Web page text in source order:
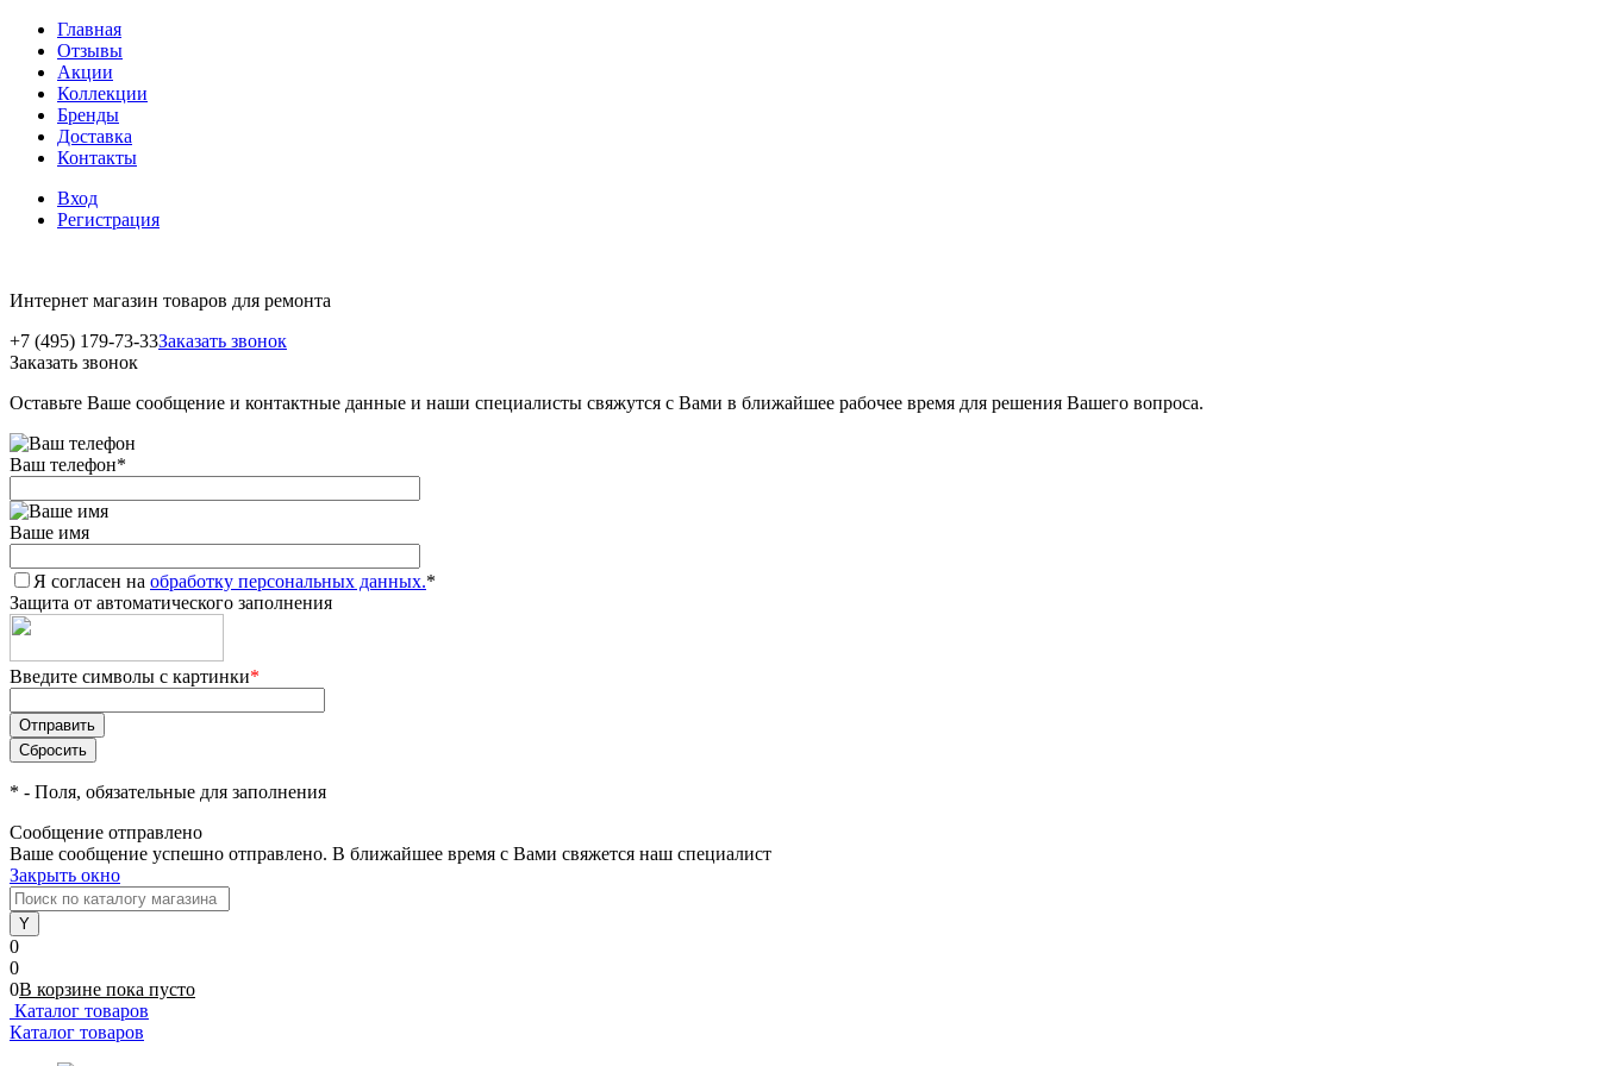
Главная
Отзывы
Акции
Коллекции
Бренды
Доставка
Контакты
Вход
Регистрация
Интернет магазин товаров для ремонта
+7 (495) 179-73-33Заказать звонок
Заказать звонок
Оставьте Ваше сообщение и контактные данные и наши специалисты свяжутся с Вами в ближайшее рабочее время для решения Вашего вопроса.
Ваш телефон*
Ваше имя
Я согласен на обработку персональных данных.*
Защита от автоматического заполнения
Введите символы с картинки*
* - Поля, обязательные для заполнения
Сообщение отправлено
Ваше сообщение успешно отправлено. В ближайшее время с Вами свяжется наш специалист
Закрыть окно
0
0
0В корзине пока пусто
Каталог товаров
Каталог товаров